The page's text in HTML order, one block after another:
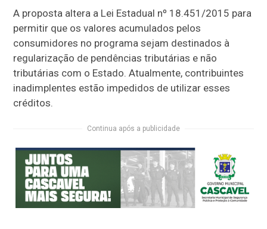
A proposta altera a Lei Estadual nº 18.451/2015 para
permitir que os valores acumulados pelos
consumidores no programa sejam destinados à
regularização de pendências tributárias e não
tributárias com o Estado. Atualmente, contribuintes
inadimplentes estão impedidos de utilizar esses
créditos.
Continua após a publicidade